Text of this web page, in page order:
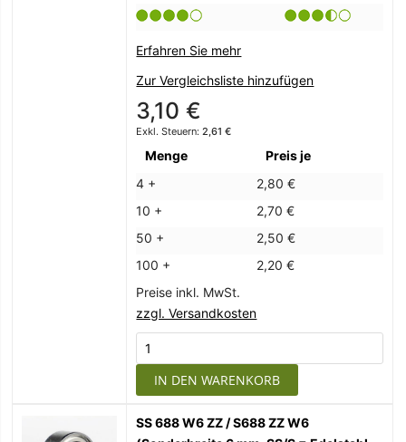
Erfahren Sie mehr
Zur Vergleichsliste hinzufügen
3,10 €
2,61 €
Menge
Preis je
4 +
2,80 €
10 +
2,70 €
50 +
2,50 €
100 +
2,20 €
Preise inkl. MwSt.
zzgl. Versandkosten
IN DEN WARENKORB
SS 688 W6 ZZ / S688 ZZ W6